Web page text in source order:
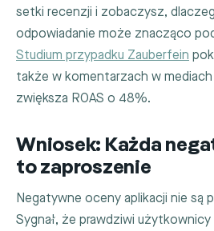
setki recenzji i zobaczysz,
odpowiadanie może znacząco
Studium przypadku Zauberfein
także w komentarzach w
zwiększa ROAS o 48%.
Wniosek: Każda
to zaproszenie
Negatywne oceny aplikacji nie są
Sygnał, że prawdziwi